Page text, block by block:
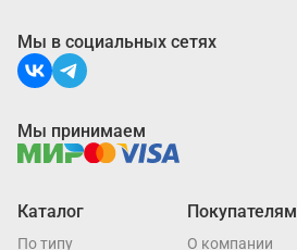
Каталог
По типу
Покупателям
О компании
Мы в социальных сетях
Мы принимаем